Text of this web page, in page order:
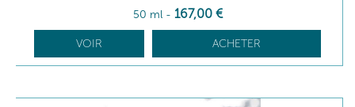
50 ml - 167,00 €
VOIR ACHETER